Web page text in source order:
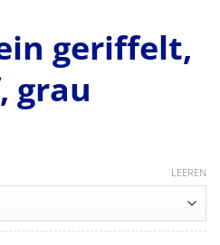
geriffelt,
grau
LEEREN